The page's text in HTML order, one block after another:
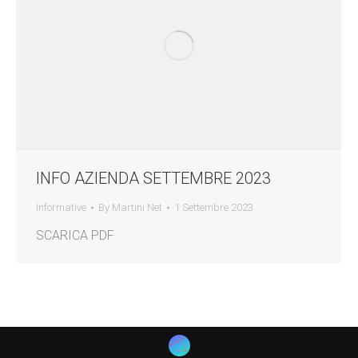
INFO AZIENDA SETTEMBRE 2023
Informative By Martini Net 1 Settembre 2023
SCARICA PDF